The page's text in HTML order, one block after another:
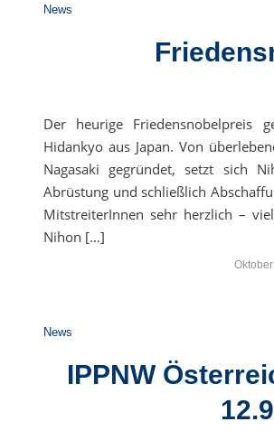
News
Der heurige Friedensnobelpreis
Hidankyo aus Japan. Von
Nagasaki gegründet, setzt sich
Abrüstung und schließlich
MitstreiterInnen sehr herzlich –
Nihon […]
News
IPPNW